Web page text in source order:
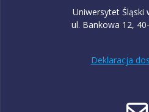
Uniwersytet Śląski
ul. Bankowa 12,
Deklaracja